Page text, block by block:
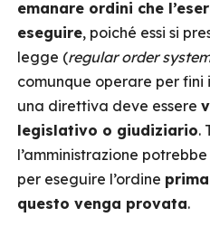
emanare ordini che
eseguire, poiché essi si
legge (regular order
comunque operare per
una direttiva deve essere
legislativo o giudiziario.
l’amministrazione
per eseguire l’ordine
questo venga provata.